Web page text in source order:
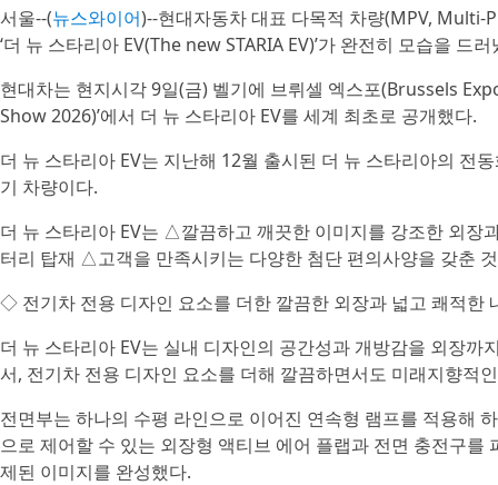
서울--(뉴스와이어)--현대자동차 대표 다목적 차량(MPV, Multi-
‘더 뉴 스타리아 EV(The new STARIA EV)’가 완전히 모습을 드러
현대차는 현지시각 9일(금) 벨기에 브뤼셀 엑스포(Brussels
Show 2026)’에서 더 뉴 스타리아 EV를 세계 최초로 공개했다.
더 뉴 스타리아 EV는 지난해 12월 출시된 더 뉴 스타리아의 전
기 차량이다.
더 뉴 스타리아 EV는 △깔끔하고 깨끗한 이미지를 강조한 외
터리 탑재 △고객을 만족시키는 다양한 첨단 편의사양을 갖춘
◇ 전기차 전용 디자인 요소를 더한 깔끔한 외장과 넓고 쾌적한
더 뉴 스타리아 EV는 실내 디자인의 공간성과 개방감을 외장까
서, 전기차 전용 디자인 요소를 더해 깔끔하면서도 미래지향적
전면부는 하나의 수평 라인으로 이어진 연속형 램프를 적용해
으로 제어할 수 있는 외장형 액티브 에어 플랩과 전면 충전구
제된 이미지를 완성했다.